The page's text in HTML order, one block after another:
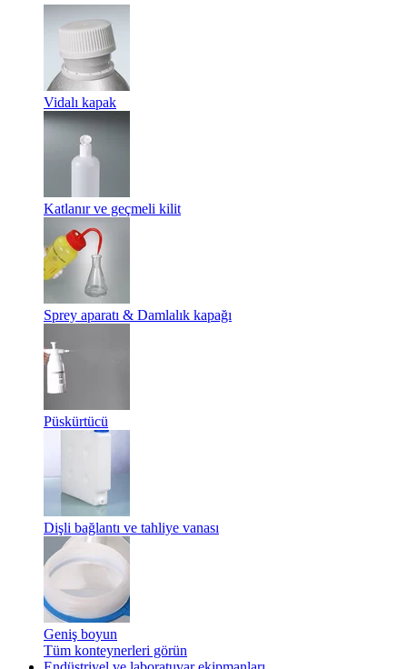
Vidalı kapak
Katlanır ve geçmeli kilit
Sprey aparatı & Damlalık kapağı
Püskürtücü
Dişli bağlantı ve tahliye vanası
Geniş boyun
Tüm konteynerleri görün